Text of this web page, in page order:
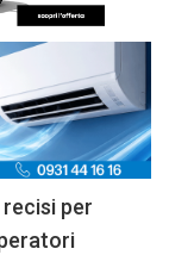
per